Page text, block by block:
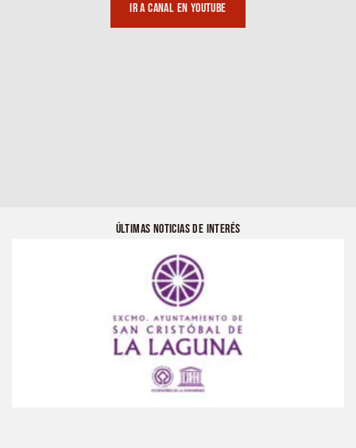
Ir a canal en youtube
ÚLTIMAS NOTICIAS DE INTERÉS